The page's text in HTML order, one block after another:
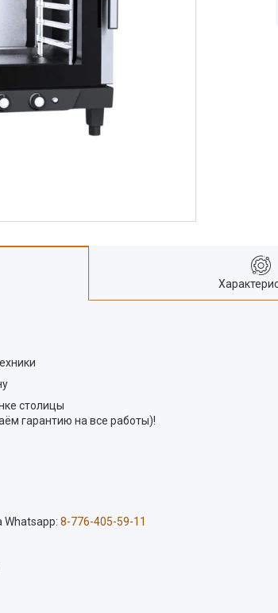
столицы
гарантию на все работы)!
Whatsapp: 8-776-405-59-11